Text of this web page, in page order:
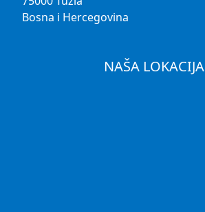
Bosna i Hercegovina
NAŠA LOKACIJA